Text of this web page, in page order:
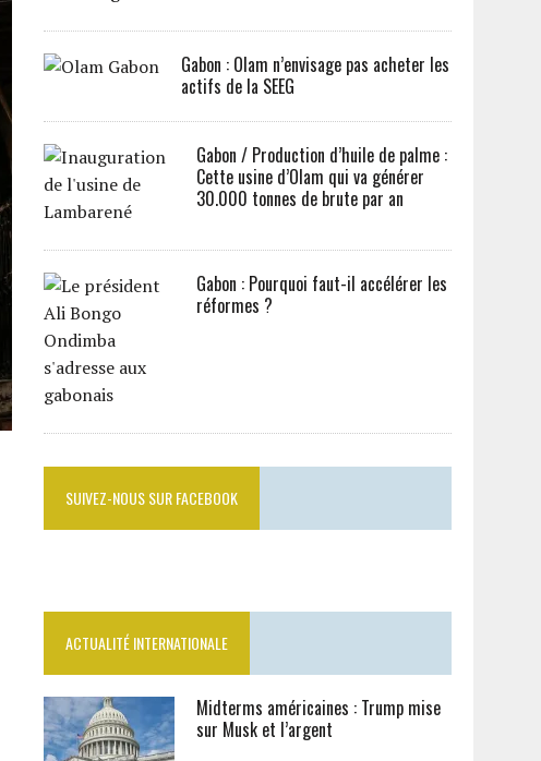
Gabon : Olam n’envisage pas acheter les
actifs de la SEEG
Gabon / Production d’huile de palme :
Cette usine d’Olam qui va générer
30.000 tonnes de brute par an
Gabon : Pourquoi faut-il accélérer les
réformes ?
SUIVEZ-NOUS SUR FACEBOOK
ACTUALITÉ INTERNATIONALE
Midterms américaines : Trump mise
sur Musk et l’argent